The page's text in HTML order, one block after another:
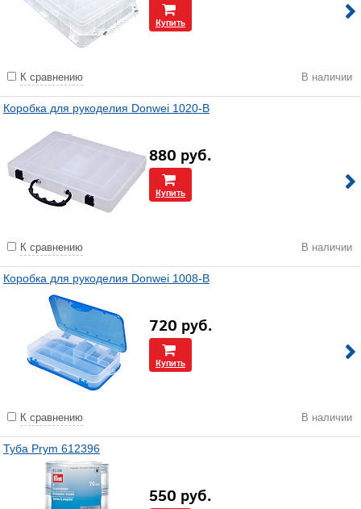
Купить
К сравнению В наличии
Коробка для рукоделия Donwei 1020-В
880 руб.
Купить
К сравнению В наличии
Коробка для рукоделия Donwei 1008-В
720 руб.
Купить
К сравнению В наличии
Туба Prym 612396
550 руб.